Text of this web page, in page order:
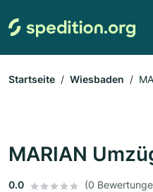
Startseite Wiesbaden
MARIAN
0.0 (0